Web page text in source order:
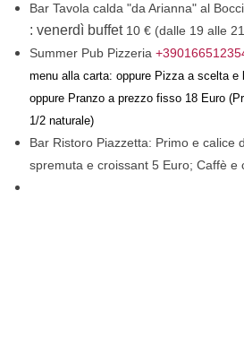
Bar Tavola calda "da Arianna" al
: venerdì buffet10 € (dalle 19 alle
Summer Pub Pizzeria
menu alla carta: oppure Pizza a scelta e
oppure Pranzo a prezzo fisso 18 Euro
1/2 naturale)
Bar Ristoro Piazzetta: Primo e calice
spremuta e croissant 5 Euro; Caffè e